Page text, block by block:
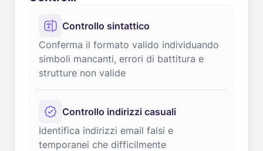
Controllo sintattico
Conferma il formato valido individuando
simboli mancanti, errori di battitura e
strutture non valide
Controllo indirizzi casuali
Identifica indirizzi email falsi e
temporanei che difficilmente